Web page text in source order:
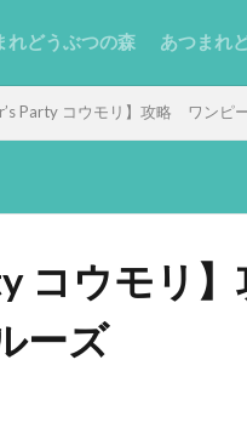
れどうぶつの森 あつまれ
Party コウモリ】攻略 ワンピ
コウモリ
ーズ